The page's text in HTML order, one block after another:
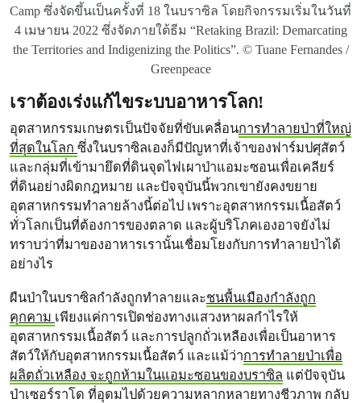
Camp ซึ่งจัดขึ้นเป็นครั้งที่ 18 ในบราซิล โดยกิจกรรมเริ่มในวันที่
4 เมษายน 2022 ซึ่งจัดภายใต้ธีม “Retaking Brazil: Demarcating
the Territories and Indigenizing the Politics”. © Tuane Fernandes /
Greenpeace
เราต้องเร่งแก้ไขระบบอาหารโลก!
อุตสาหกรรมเกษตรเป็นปัจจัยที่ขับเคลื่อนการทำลายป่าที่ใหญ่
ที่สุดในโลก ซึ่งในบราซิลเองก็มีปัญหาที่เจ้าของฟาร์มปศุสัตว์
และกลุ่มที่เข้ามายึดที่ดินจุดไฟเผาป่าแอมะซอนเพื่อเคลียร์
ที่ดินอย่างผิดกฎหมาย และปัจจุบันนี้พวกเขายังคงขยาย
อุตสาหกรรมทำลายล้างนี้ต่อไป เพราะอุตสาหกรรมเนื้อสัตว์
ทั่วโลกเป็นที่ต้องการของตลาด และผู้บริโภคเองอาจยังไม่
ทราบว่าที่มาของอาหารเรานั้นเชื่อมโยงกับการทำลายป่าได้
อย่างไร
ผืนป่าในบราซิลกำลังถูกทำลายและชนพื้นเมืองกำลังถูก
คุกคาม เพียงแค่การเปิดช่องทางแสวงหาผลกำไรให้
อุตสาหกรรมเนื้อสัตว์ และการปลูกถั่วเหลืองเพื่อเป็นอาหาร
สัตว์ให้กับอุตสาหกรรมเนื้อสัตว์ และแม้ว่าการทำลายป่าเพื่อ
ผลิตถั่วเหลือง จะถูกห้ามในแอมะซอนของบราซิล แต่ปัจจุบัน
ป่าเซอร์ราโด ที่อุดมไปด้วยความหลากหลายทางชีวภาพ กลับ